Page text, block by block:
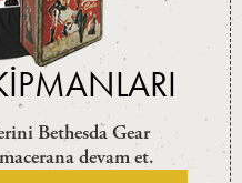
Bethesda Gear
devam et.